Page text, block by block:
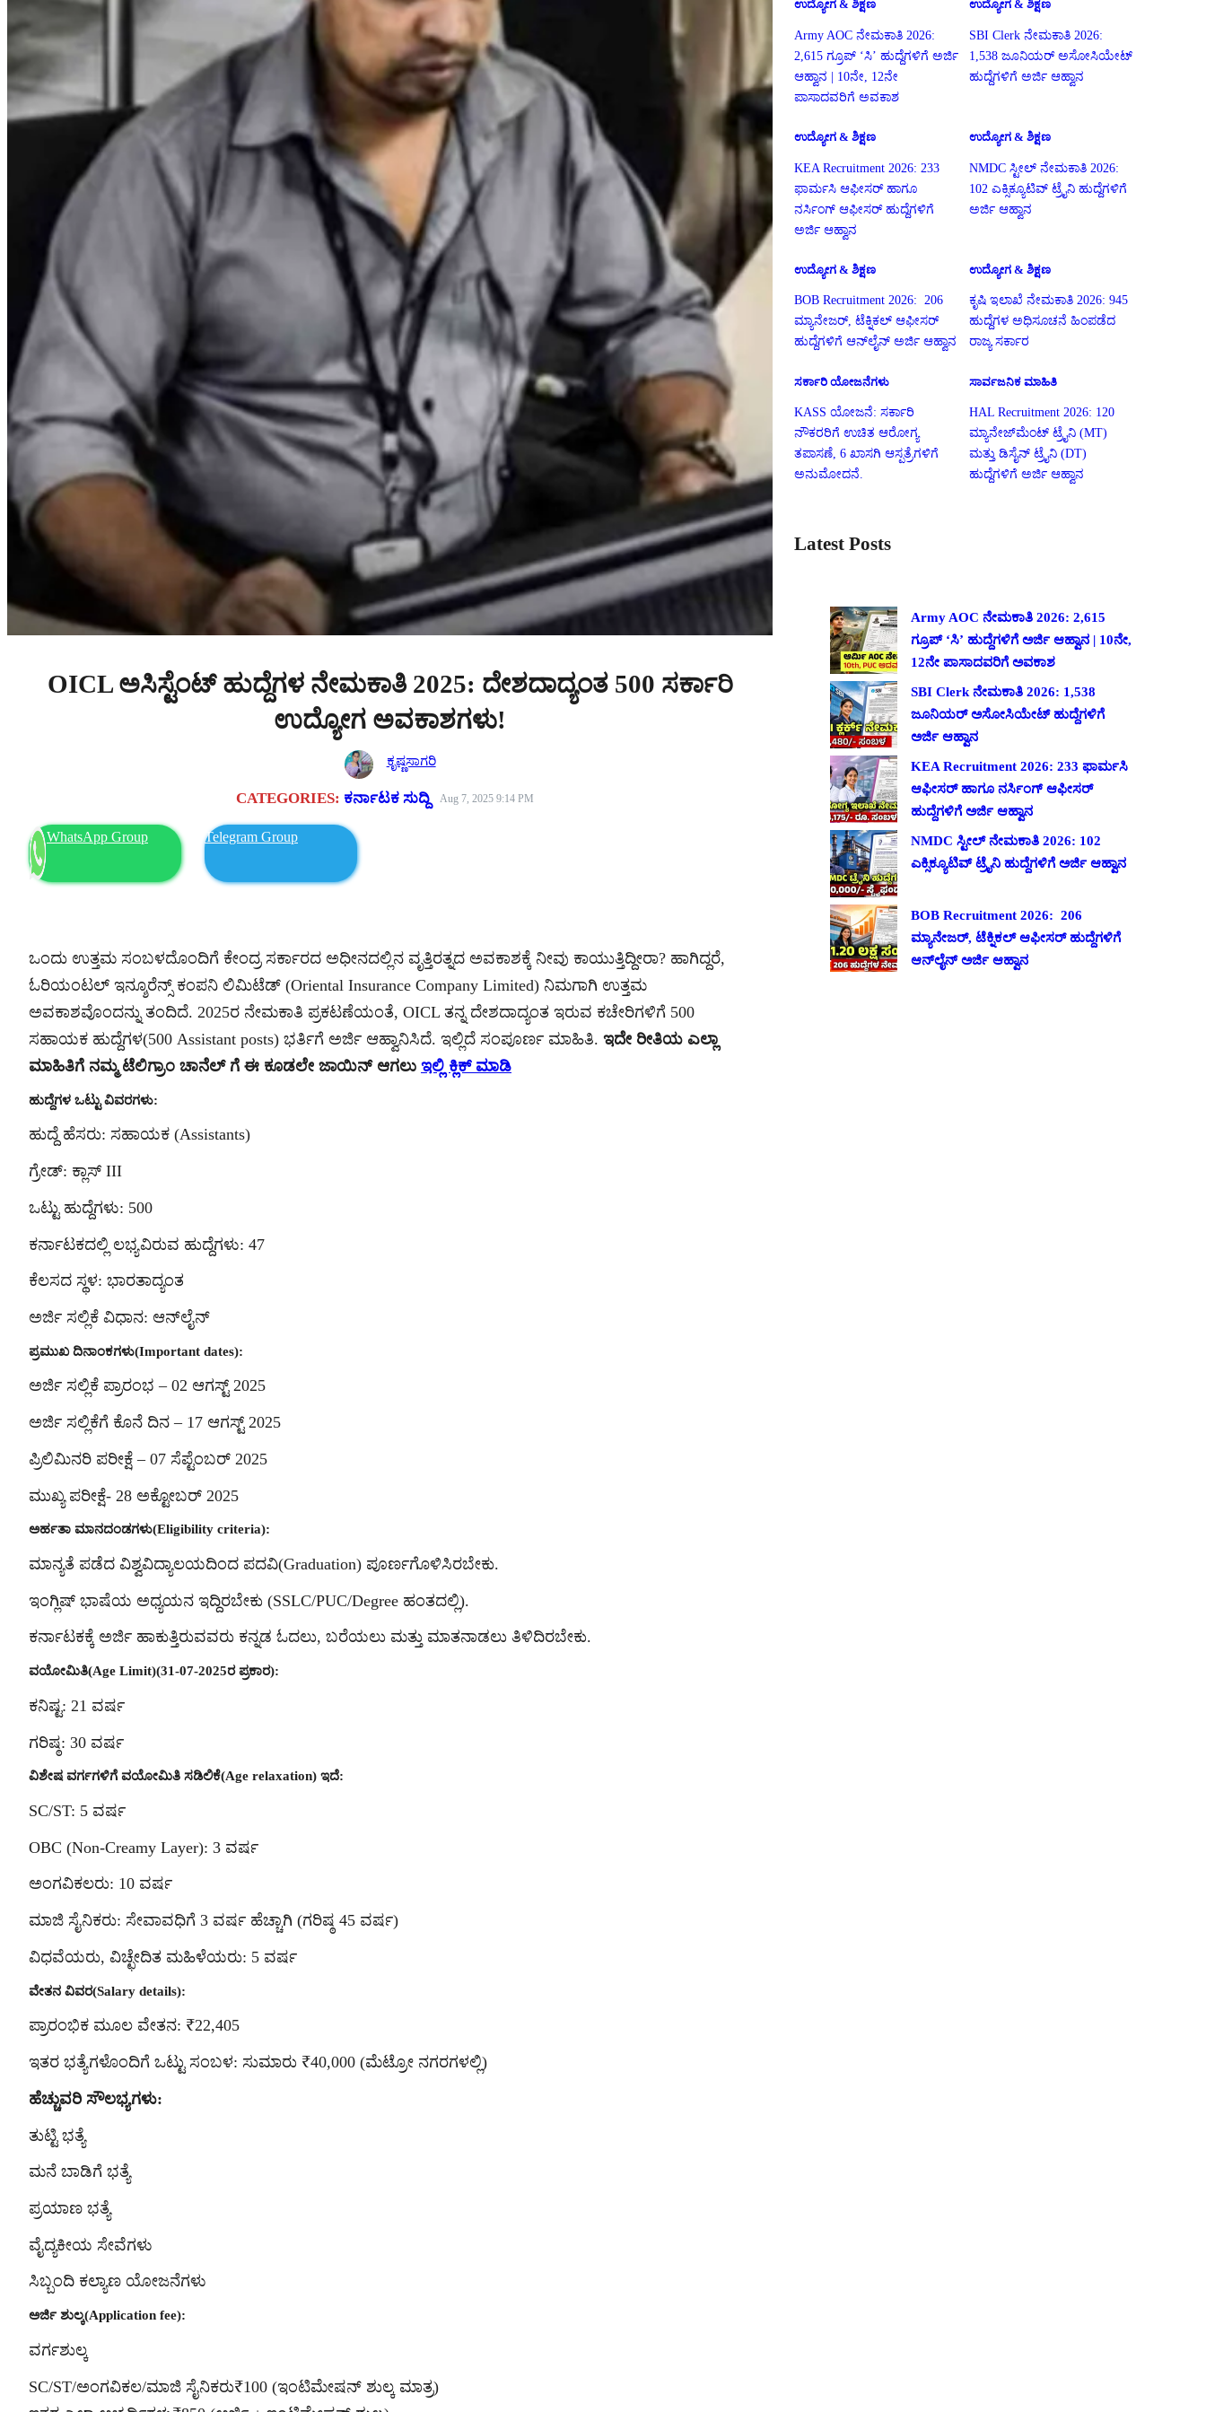
OICL ಅಸಿಸ್ಟೆಂಟ್ ಹುದ್ದೆಗಳ ನೇಮಕಾತಿ 2025: ದೇಶದಾದ್ಯಂತ 500 ಸರ್ಕಾರಿ
ಉದ್ಯೋಗ ಅವಕಾಶಗಳು!
ಕೃಷ್ಣಸಾಗರಿ
CATEGORIES: ಕರ್ನಾಟಕ ಸುದ್ದಿ Aug 7, 2025 9:14 PM
WhatsApp Group Telegram Group
ಒಂದು ಉತ್ತಮ ಸಂಬಳದೊಂದಿಗೆ ಕೇಂದ್ರ ಸರ್ಕಾರದ ಅಧೀನದಲ್ಲಿನ ವೃತ್ತಿರತ್ನದ ಅವಕಾಶಕ್ಕೆ ನೀವು ಕಾಯುತ್ತಿದ್ದೀರಾ? ಹಾಗಿದ್ದರೆ,
ಓರಿಯಂಟಲ್ ಇನ್ಶೂರೆನ್ಸ್ ಕಂಪನಿ ಲಿಮಿಟೆಡ್ (Oriental Insurance Company Limited) ನಿಮಗಾಗಿ ಉತ್ತಮ
ಅವಕಾಶವೊಂದನ್ನು ತಂದಿದೆ. 2025ರ ನೇಮಕಾತಿ ಪ್ರಕಟಣೆಯಂತೆ, OICL ತನ್ನ ದೇಶದಾದ್ಯಂತ ಇರುವ ಕಚೇರಿಗಳಿಗೆ 500
ಸಹಾಯಕ ಹುದ್ದೆಗಳ(500 Assistant posts) ಭರ್ತಿಗೆ ಅರ್ಜಿ ಆಹ್ವಾನಿಸಿದೆ. ಇಲ್ಲಿದೆ ಸಂಪೂರ್ಣ ಮಾಹಿತಿ. ಇದೇ ರೀತಿಯ ಎಲ್ಲಾ
ಮಾಹಿತಿಗೆ ನಮ್ಮ ಟೆಲಿಗ್ರಾಂ ಚಾನೆಲ್ ಗೆ ಈ ಕೂಡಲೇ ಜಾಯಿನ್ ಆಗಲು ಇಲ್ಲಿ ಕ್ಲಿಕ್ ಮಾಡಿ
ಹುದ್ದೆಗಳ ಒಟ್ಟು ವಿವರಗಳು:
ಹುದ್ದೆ ಹೆಸರು: ಸಹಾಯಕ (Assistants)
ಗ್ರೇಡ್: ಕ್ಲಾಸ್ III
ಒಟ್ಟು ಹುದ್ದೆಗಳು: 500
ಕರ್ನಾಟಕದಲ್ಲಿ ಲಭ್ಯವಿರುವ ಹುದ್ದೆಗಳು: 47
ಕೆಲಸದ ಸ್ಥಳ: ಭಾರತಾದ್ಯಂತ
ಅರ್ಜಿ ಸಲ್ಲಿಕೆ ವಿಧಾನ: ಆನ್‌ಲೈನ್
ಪ್ರಮುಖ ದಿನಾಂಕಗಳು(Important dates):
ಅರ್ಜಿ ಸಲ್ಲಿಕೆ ಪ್ರಾರಂಭ – 02 ಆಗಸ್ಟ್ 2025
ಅರ್ಜಿ ಸಲ್ಲಿಕೆಗೆ ಕೊನೆ ದಿನ – 17 ಆಗಸ್ಟ್ 2025
ಪ್ರಿಲಿಮಿನರಿ ಪರೀಕ್ಷೆ – 07 ಸೆಪ್ಟೆಂಬರ್ 2025
ಮುಖ್ಯ ಪರೀಕ್ಷೆ- 28 ಅಕ್ಟೋಬರ್ 2025
ಅರ್ಹತಾ ಮಾನದಂಡಗಳು(Eligibility criteria):
ಮಾನ್ಯತೆ ಪಡೆದ ವಿಶ್ವವಿದ್ಯಾಲಯದಿಂದ ಪದವಿ(Graduation) ಪೂರ್ಣಗೊಳಿಸಿರಬೇಕು.
ಇಂಗ್ಲಿಷ್ ಭಾಷೆಯ ಅಧ್ಯಯನ ಇದ್ದಿರಬೇಕು (SSLC/PUC/Degree ಹಂತದಲ್ಲಿ).
ಕರ್ನಾಟಕಕ್ಕೆ ಅರ್ಜಿ ಹಾಕುತ್ತಿರುವವರು ಕನ್ನಡ ಓದಲು, ಬರೆಯಲು ಮತ್ತು ಮಾತನಾಡಲು ತಿಳಿದಿರಬೇಕು.
ವಯೋಮಿತಿ(Age Limit)(31-07-2025ರ ಪ್ರಕಾರ):
ಕನಿಷ್ಟ: 21 ವರ್ಷ
ಗರಿಷ್ಠ: 30 ವರ್ಷ
ವಿಶೇಷ ವರ್ಗಗಳಿಗೆ ವಯೋಮಿತಿ ಸಡಿಲಿಕೆ(Age relaxation) ಇದೆ:
SC/ST: 5 ವರ್ಷ
OBC (Non-Creamy Layer): 3 ವರ್ಷ
ಅಂಗವಿಕಲರು: 10 ವರ್ಷ
ಮಾಜಿ ಸೈನಿಕರು: ಸೇವಾವಧಿಗೆ 3 ವರ್ಷ ಹೆಚ್ಚಾಗಿ (ಗರಿಷ್ಠ 45 ವರ್ಷ)
ವಿಧವೆಯರು, ವಿಚ್ಛೇದಿತ ಮಹಿಳೆಯರು: 5 ವರ್ಷ
ವೇತನ ವಿವರ(Salary details):
ಪ್ರಾರಂಭಿಕ ಮೂಲ ವೇತನ: ₹22,405
ಇತರ ಭತ್ಯೆಗಳೊಂದಿಗೆ ಒಟ್ಟು ಸಂಬಳ: ಸುಮಾರು ₹40,000 (ಮೆಟ್ರೋ ನಗರಗಳಲ್ಲಿ)
ಹೆಚ್ಚುವರಿ ಸೌಲಭ್ಯಗಳು:
ತುಟ್ಟಿ ಭತ್ಯೆ
ಮನೆ ಬಾಡಿಗೆ ಭತ್ಯೆ
ಪ್ರಯಾಣ ಭತ್ಯೆ
ವೈದ್ಯಕೀಯ ಸೇವೆಗಳು
ಸಿಬ್ಬಂದಿ ಕಲ್ಯಾಣ ಯೋಜನೆಗಳು
ಅರ್ಜಿ ಶುಲ್ಕ(Application fee):
ವರ್ಗಶುಲ್ಕ
SC/ST/ಅಂಗವಿಕಲ/ಮಾಜಿ ಸೈನಿಕರು₹100 (ಇಂಟಿಮೇಷನ್ ಶುಲ್ಕ ಮಾತ್ರ)
ಉದ್ಯೋಗ & ಶಿಕ್ಷಣ
Army AOC ನೇಮಕಾತಿ 2026:
2,615 ಗ್ರೂಪ್ ‘ಸಿ’ ಹುದ್ದೆಗಳಿಗೆ ಅರ್ಜಿ
ಆಹ್ವಾನ | 10ನೇ, 12ನೇ
ಪಾಸಾದವರಿಗೆ ಅವಕಾಶ
ಉದ್ಯೋಗ & ಶಿಕ್ಷಣ
SBI Clerk ನೇಮಕಾತಿ 2026:
1,538 ಜೂನಿಯರ್ ಅಸೋಸಿಯೇಟ್
ಹುದ್ದೆಗಳಿಗೆ ಅರ್ಜಿ ಆಹ್ವಾನ
ಉದ್ಯೋಗ & ಶಿಕ್ಷಣ
KEA Recruitment 2026: 233
ಫಾರ್ಮಸಿ ಆಫೀಸರ್ ಹಾಗೂ
ನರ್ಸಿಂಗ್ ಆಫೀಸರ್ ಹುದ್ದೆಗಳಿಗೆ
ಅರ್ಜಿ ಆಹ್ವಾನ
ಉದ್ಯೋಗ & ಶಿಕ್ಷಣ
NMDC ಸ್ಟೀಲ್ ನೇಮಕಾತಿ 2026:
102 ಎಕ್ಸಿಕ್ಯೂಟಿವ್ ಟ್ರೈನಿ ಹುದ್ದೆಗಳಿಗೆ
ಅರ್ಜಿ ಆಹ್ವಾನ
ಉದ್ಯೋಗ & ಶಿಕ್ಷಣ
BOB Recruitment 2026: 206
ಮ್ಯಾನೇಜರ್, ಟೆಕ್ನಿಕಲ್ ಆಫೀಸರ್
ಹುದ್ದೆಗಳಿಗೆ ಆನ್‌ಲೈನ್ ಅರ್ಜಿ ಆಹ್ವಾನ
ಉದ್ಯೋಗ & ಶಿಕ್ಷಣ
ಕೃಷಿ ಇಲಾಖೆ ನೇಮಕಾತಿ 2026: 945
ಹುದ್ದೆಗಳ ಅಧಿಸೂಚನೆ ಹಿಂಪಡೆದ
ರಾಜ್ಯ ಸರ್ಕಾರ
ಸರ್ಕಾರಿ ಯೋಜನೆಗಳು
KASS ಯೋಜನೆ: ಸರ್ಕಾರಿ
ನೌಕರರಿಗೆ ಉಚಿತ ಆರೋಗ್ಯ
ತಪಾಸಣೆ, 6 ಖಾಸಗಿ ಆಸ್ಪತ್ರೆಗಳಿಗೆ
ಅನುಮೋದನೆ.
ಸಾರ್ವಜನಿಕ ಮಾಹಿತಿ
HAL Recruitment 2026: 120
ಮ್ಯಾನೇಜ್‌ಮೆಂಟ್ ಟ್ರೈನಿ (MT)
ಮತ್ತು ಡಿಸೈನ್ ಟ್ರೈನಿ (DT)
ಹುದ್ದೆಗಳಿಗೆ ಅರ್ಜಿ ಆಹ್ವಾನ
Latest Posts
Army AOC ನೇಮಕಾತಿ 2026: 2,615
ಗ್ರೂಪ್ ‘ಸಿ’ ಹುದ್ದೆಗಳಿಗೆ ಅರ್ಜಿ ಆಹ್ವಾನ | 10ನೇ,
12ನೇ ಪಾಸಾದವರಿಗೆ ಅವಕಾಶ
SBI Clerk ನೇಮಕಾತಿ 2026: 1,538
ಜೂನಿಯರ್ ಅಸೋಸಿಯೇಟ್ ಹುದ್ದೆಗಳಿಗೆ
ಅರ್ಜಿ ಆಹ್ವಾನ
KEA Recruitment 2026: 233 ಫಾರ್ಮಸಿ
ಆಫೀಸರ್ ಹಾಗೂ ನರ್ಸಿಂಗ್ ಆಫೀಸರ್
ಹುದ್ದೆಗಳಿಗೆ ಅರ್ಜಿ ಆಹ್ವಾನ
NMDC ಸ್ಟೀಲ್ ನೇಮಕಾತಿ 2026: 102
ಎಕ್ಸಿಕ್ಯೂಟಿವ್ ಟ್ರೈನಿ ಹುದ್ದೆಗಳಿಗೆ ಅರ್ಜಿ ಆಹ್ವಾನ
BOB Recruitment 2026: 206
ಮ್ಯಾನೇಜರ್, ಟೆಕ್ನಿಕಲ್ ಆಫೀಸರ್ ಹುದ್ದೆಗಳಿಗೆ
ಆನ್‌ಲೈನ್ ಅರ್ಜಿ ಆಹ್ವಾನ